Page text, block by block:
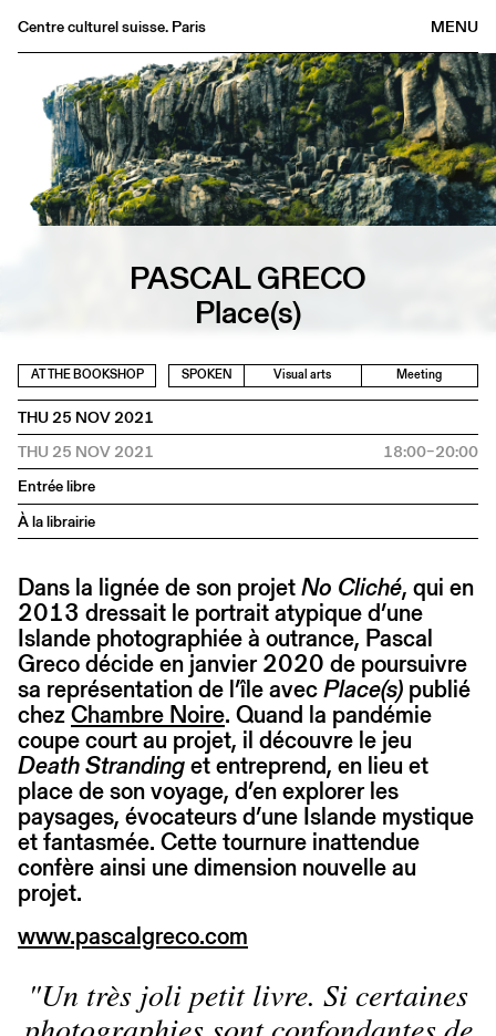
MENU
Centre culturel suisse. Paris
Bookshop
Buvette
Archives
Medias
PASCAL GRECO
Place(s)
AT THE BOOKSHOP SPOKEN Visual arts Meeting
THU 25 NOV 2021
THU 25 NOV 2021
18:00–20:00
Entrée libre
À la librairie
Dans la lignée de son projetNo Cliché, qui en
2013 dressait le portrait atypique d’une
Islande photographiée à outrance, Pascal
Greco décide en janvier 2020 de poursuivre
sa représentation de l’île avecPlace(s) publié
chezChambre Noire. Quand la pandémie
coupe court au projet, il découvre le jeu
Death Strandinget entreprend, en lieu et
place de son voyage, d’en explorer les
paysages, évocateurs d’une Islande mystique
et fantasmée. Cette tournure inattendue
confère ainsi une dimension nouvelle au
projet.
www.pascalgreco.com
Un très joli petit livre. Si certaines